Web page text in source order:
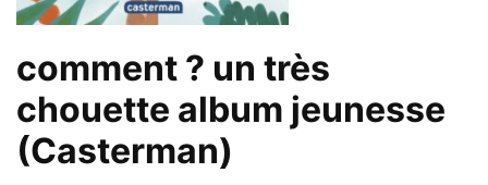
comment ? un très
chouette album jeunesse
(Casterman)